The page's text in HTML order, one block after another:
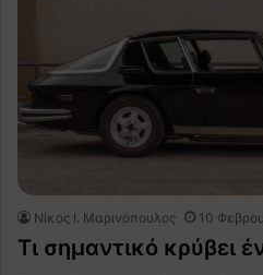
Nίκος Ι. Mαρινόπουλος 10
Τι σημαντικό κρύβει